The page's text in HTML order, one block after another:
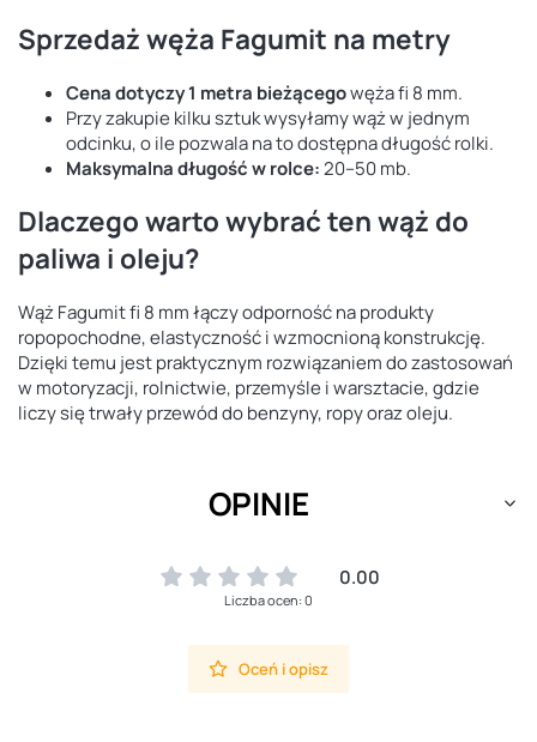
Sprzedaż węża Fagumit na metry
Cena dotyczy 1 metra bieżącegowęża fi 8 mm.
Przy zakupie kilku sztuk wysyłamy wąż w jednym
odcinku, o ile pozwala na to dostępna długość rolki.
Maksymalna długość w rolce:20–50 mb.
Dlaczego warto wybrać ten wąż do
paliwa i oleju?
Wąż Fagumit fi 8 mm łączy odporność na produkty
ropopochodne, elastyczność i wzmocnioną konstrukcję.
Dzięki temu jest praktycznym rozwiązaniem do zastosowań
w motoryzacji, rolnictwie, przemyśle i warsztacie, gdzie
liczy się trwały przewód do benzyny, ropy oraz oleju.
OPINIE
0.00
Liczba ocen: 0
Oceń i opisz